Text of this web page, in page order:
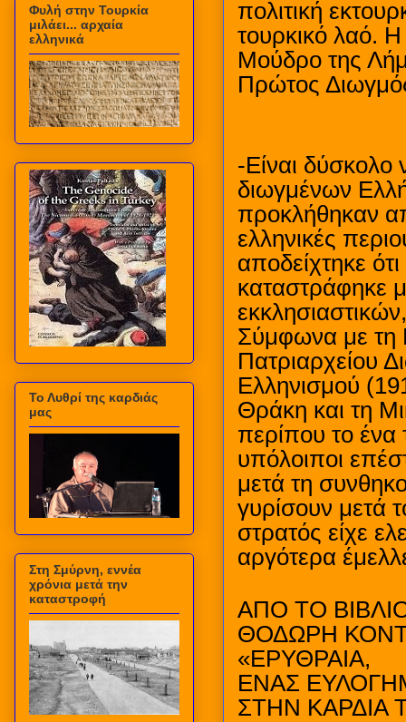
πολιτική
τουρκικό λαό.
Μούδρο της
Πρώτος
-Είναι δύσκολο
διωγμένων
προκλήθηκαν
ελληνικές
αποδείχτηκε
καταστράφηκε
Σύμφωνα με τη
Πατριαρχείου
Ελληνισμού
Θράκη και τη
περίπου το ένα
υπόλοιποι
μετά τη
γυρίσουν μετά
στρατός είχε
αργότερα
ΑΠΟ ΤΟ
ΘΟΔΩΡΗ
«ΕΡΥΘΡΑΙΑ,
ΕΝΑΣ
ΣΤΗΝ ΚΑΡΔΙΑ
Φυλή στην Τουρκία
μιλάει... αρχαία
ελληνικά
Το Λυθρί της καρδιάς
μας
Στη Σμύρνη, εννέα
χρόνια μετά την
καταστροφή